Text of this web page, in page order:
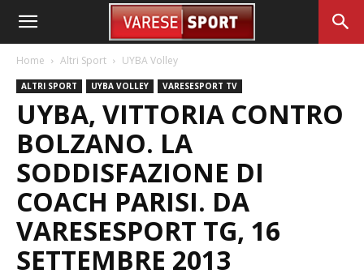
Home Altri Sport UYBA Volley
ALTRI SPORT UYBA VOLLEY VARESESPORT TV
UYBA, VITTORIA CONTRO
BOLZANO. LA
SODDISFAZIONE DI
COACH PARISI. DA
VARESESPORT TG, 16
SETTEMBRE 2013